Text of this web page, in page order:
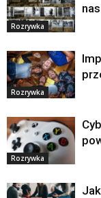
Rozrywka
Rozrywka
Rozrywka